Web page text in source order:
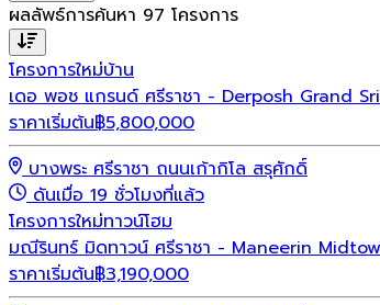
ผลลัพธ์การค้นหา 97 โครงการ
โครงการใหม่บ้าน
เดอ พอช แกรนด์ ศรีราชา - Derposh Grand
ราคาเริ่มต้น฿5,800,000
บางพระ ศรีราชา ถนนเก้ากิโล สรุศักดิ์
ดันเมื่อ 19 ชั่วโมงที่แล้ว
โครงการใหม่ทาวน์โฮม
มณีรินทร์ มิดทาวน์ ศรีราชา - Maneerin
ราคาเริ่มต้น฿3,190,000